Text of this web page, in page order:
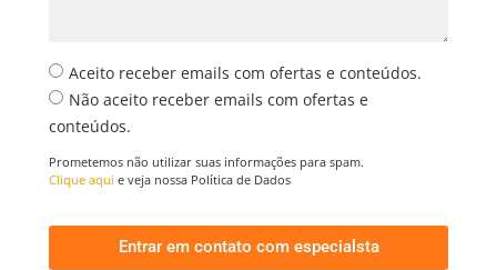
Aceito receber emails com ofertas e conteúdos.
Não aceito receber emails com ofertas e
conteúdos.
Prometemos não utilizar suas informações para spam.
Clique aqui e veja nossa Política de Dados
Entrar em contato com especialsta